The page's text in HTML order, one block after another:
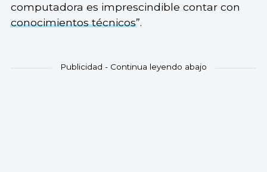
computadora es imprescindible contar con
conocimientos técnicos”.